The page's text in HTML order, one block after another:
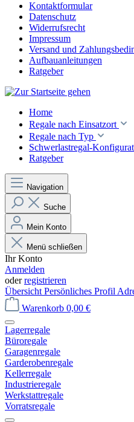
Kontaktformular
Datenschutz
Widerrufsrecht
Impressum
Versand und
Aufbauanleitungen
Ratgeber
Home
Regale nach Einsatzort
Regale nach Typ
Schwerlastregal-
Ratgeber
Navigation
Suche
Mein Konto
Menü schließen
Ihr Konto
Anmelden
oderregistrieren
Übersicht Persönliches Profil
Warenkorb 0,00 €
Lagerregale
Büroregale
Garagenregale
Garderobenregale
Kellerregale
Industrieregale
Werkstattregale
Vorratsregale